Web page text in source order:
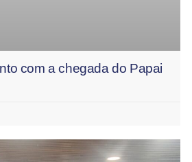
com a chegada do Papai